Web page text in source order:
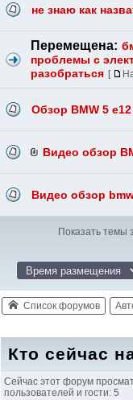
не знаю как
Перемещена:
проблемы с
разобраться [
Обзор BMW 5 e12
Видео обзор
Видео обзор
Показать темы
Список форумов
Кто сейчас
Сейчас этот форум
пользователей и гости: 5